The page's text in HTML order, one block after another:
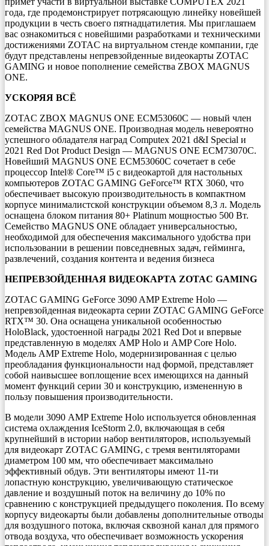
года, где продемонстрирует потрясающую линейку новейшей
продукции в честь своего пятнадцатилетия. Мы приглашаем
вас ознакомиться с новейшими разработками и техническими
достижениями ZOTAC на виртуальном стенде компании, где
будут представлены непревзойденные видеокарты ZOTAC
GAMING и новое пополнение семейства ZBOX MAGNUS
ONE.
УСКОРЯЯ ВСЁ
ZOTAC ZBOX MAGNUS ONE ECM53060C — новый член
семейства MAGNUS ONE. Производная модель невероятно
успешного обладателя наград Computex 2021 d&I Special и
2021 Red Dot Product Design — MAGNUS ONE ECM73070C.
Новейший MAGNUS ONE ECM53060C сочетает в себе
процессор Intel® Core™ i5 с видеокартой для настольных
компьютеров ZOTAC GAMING GeForce™ RTX 3060, что
обеспечивает высокую производительность в компактном
корпусе минималистской конструкции объемом 8,3 л. Модель
оснащена блоком питания 80+ Platinum мощностью 500 Вт.
Семейство MAGNUS ONE обладает универсальностью,
необходимой для обеспечения максимального удобства при
использовании в решении повседневных задач, гейминга,
развлечений, создания контента и ведения бизнеса
НЕПРЕВЗОЙДЕННАЯ ВИДЕОКАРТА ZOTAC GAMING
ZOTAC GAMING GeForce 3090 AMP Extreme Holo —
непревзойденная видеокарта серии ZOTAC GAMING GeForce
RTX™ 30. Она оснащена уникальной особенностью
HoloBlack, удостоенной награды 2021 Red Dot и впервые
представленную в моделях AMP Holo и AMP Core Holo.
Модель AMP Extreme Holo, модернизированная с целью
преобладания функциональности над формой, представляет
собой наивысшее воплощение всех имеющихся на данный
момент функций серии 30 и конструкцию, измененную в
пользу повышения производительности.
В модели 3090 AMP Extreme Holo используется обновленная
система охлаждения IceStorm 2.0, включающая в себя
крупнейший в истории набор вентиляторов, используемый
для видеокарт ZOTAC GAMING, с тремя вентиляторами
диаметром 100 мм, что обеспечивает максимально
эффективный обдув. Эти вентиляторы имеют 11-ти
лопастную конструкцию, увеличивающую статическое
давление и воздушный поток на величину до 10% по
сравнению с конструкцией предыдущего поколения. По всему
корпусу видеокарты были добавлены дополнительные отводы
для воздушного потока, включая сквозной канал для прямого
отвода воздуха, что обеспечивает возможность ускорения